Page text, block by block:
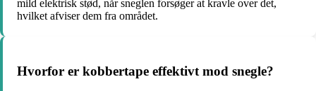
mild elektrisk stød, når sneglen forsøger at kravle over det,
hvilket afviser dem fra området.
Hvorfor er kobbertape effektivt mod snegle?